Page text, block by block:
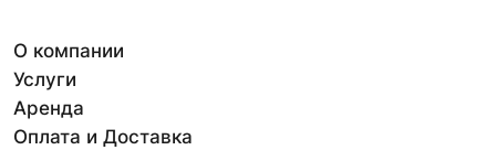
О компании
Услуги
Аренда
Оплата и Доставка